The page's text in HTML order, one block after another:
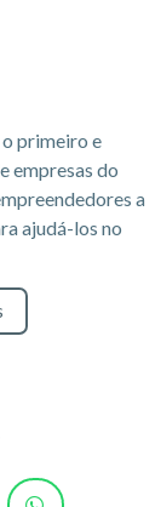
primeiro e
empresas do
a
ajudá-los no